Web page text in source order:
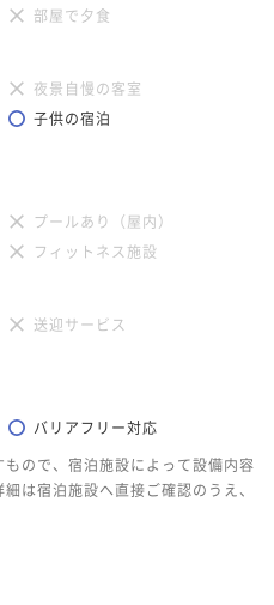
部屋で夕食
夜景自慢の客室
子供の宿泊
プールあり（屋内）
フィットネス施設
送迎サービス
バリアフリー対応
ので、宿泊施設によって設備内容
は宿泊施設へ直接ご確認のうえ、